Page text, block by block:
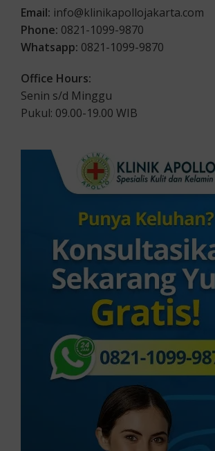
Email: info@klinikapollojakarta.com
Phone: 0821-1099-9870
Whatsapp: 0821-1099-9870
Office Hours:
Senin s/d Minggu
Pukul: 09.00-19.00 WIB